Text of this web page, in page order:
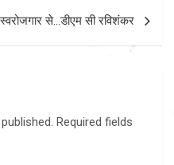
से…डीएम सी रविशंकर
Required fields